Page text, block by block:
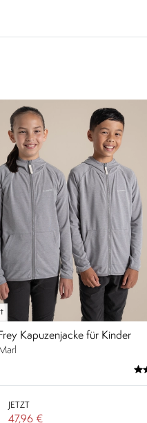
Kapuzenjacke für Kinder
JETZT
47,96 €